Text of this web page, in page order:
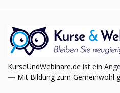
KurseUndWebinare.de ist ein
— Mit Bildung zum Gemeinwohl